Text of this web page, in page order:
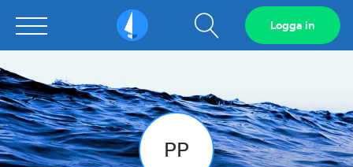
Sailarena Visa
sökfält
Logga in
PP